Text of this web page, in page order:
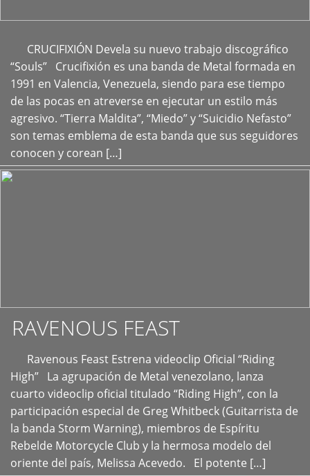
CRUCIFIXIÓN Devela su nuevo trabajo discográfico
“Souls” Crucifixión es una banda de Metal formada en
1991 en Valencia, Venezuela, siendo para ese tiempo
de las pocas en atreverse en ejecutar un estilo más
agresivo. “Tierra Maldita”, “Miedo” y “Suicidio Nefasto”
son temas emblema de esta banda que sus seguidores
conocen y corean […]
+
RAVENOUS FEAST
Ravenous Feast Estrena videoclip Oficial “Riding
High” La agrupación de Metal venezolano, lanza
cuarto videoclip oficial titulado “Riding High”, con la
participación especial de Greg Whitbeck (Guitarrista de
la banda Storm Warning), miembros de Espíritu
Rebelde Motorcycle Club y la hermosa modelo del
oriente del país, Melissa Acevedo. El potente […]